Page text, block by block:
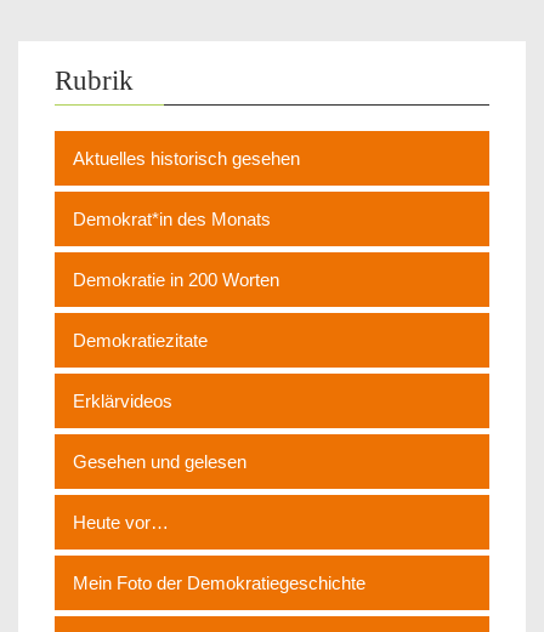
Rubrik
Aktuelles historisch gesehen
Demokrat*in des Monats
Demokratie in 200 Worten
Demokratiezitate
Erklärvideos
Gesehen und gelesen
Heute vor…
Mein Foto der Demokratiegeschichte